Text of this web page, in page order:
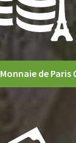
de Paris